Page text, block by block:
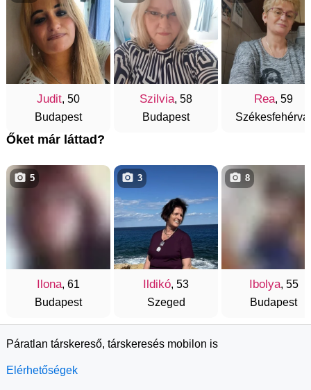
Judit, 50
Budapest
Szilvia, 58
Budapest
Rea, 59
Őket már láttad?
Ilona, 61
Budapest
5
Ildikó, 53
Szeged
3
Ibolya, 55
Budapest
8
Páratlan társkereső, társkeresés mobilon is
Elérhetőségek